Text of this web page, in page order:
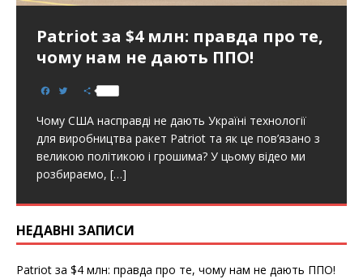
Patriot за $4 млн: правда про те,
чому нам не дають ППО!
e
b
o
o
k
i
t
t
e
r
S
h
r
e
Чому США насправді не дають Україні технології
для виробництва ракет Patriot та як це пов’язано з
великою політикою і грошима? У цьому відео ми
розбираємо, […]
НЕДАВНІ ЗАПИСИ
Patriot за $4 млн: правда про те, чому нам не дають ППО!